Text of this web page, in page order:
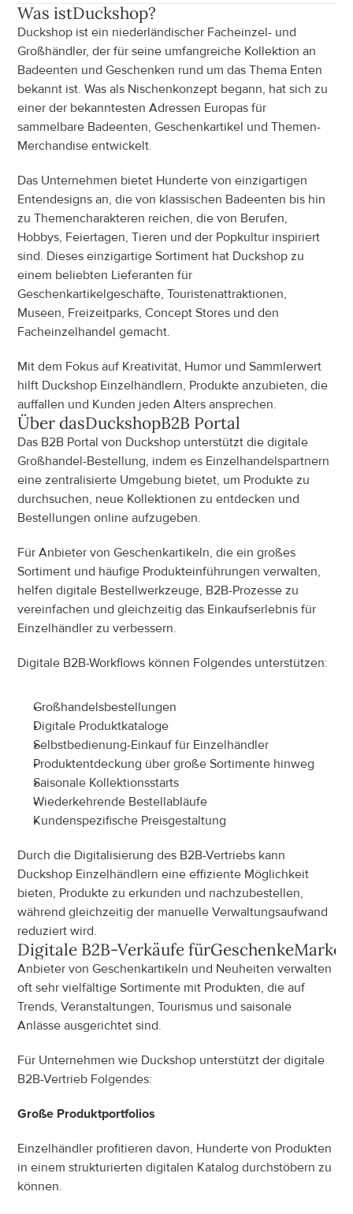
Was istDuckshop?
Duckshop ist ein niederländischer Facheinzel- und
Großhändler, der für seine umfangreiche Kollektion an
Badeenten und Geschenken rund um das Thema Enten
bekannt ist. Was als Nischenkonzept begann, hat sich zu
einer der bekanntesten Adressen Europas für
sammelbare Badeenten, Geschenkartikel und Themen-
Merchandise entwickelt.
Das Unternehmen bietet Hunderte von einzigartigen
Entendesigns an, die von klassischen Badeenten bis hin
zu Themencharakteren reichen, die von Berufen,
Hobbys, Feiertagen, Tieren und der Popkultur inspiriert
sind. Dieses einzigartige Sortiment hat Duckshop zu
einem beliebten Lieferanten für
Geschenkartikelgeschäfte, Touristenattraktionen,
Museen, Freizeitparks, Concept Stores und den
Facheinzelhandel gemacht.
Mit dem Fokus auf Kreativität, Humor und Sammlerwert
hilft Duckshop Einzelhändlern, Produkte anzubieten, die
auffallen und Kunden jeden Alters ansprechen.
Über dasDuckshopB2B Portal
Das B2B Portal von Duckshop unterstützt die digitale
Großhandel-Bestellung, indem es Einzelhandelspartnern
eine zentralisierte Umgebung bietet, um Produkte zu
durchsuchen, neue Kollektionen zu entdecken und
Bestellungen online aufzugeben.
Für Anbieter von Geschenkartikeln, die ein großes
Sortiment und häufige Produkteinführungen verwalten,
helfen digitale Bestellwerkzeuge, B2B-Prozesse zu
vereinfachen und gleichzeitig das Einkaufserlebnis für
Einzelhändler zu verbessern.
Digitale B2B-Workflows können Folgendes unterstützen:
Großhandelsbestellungen
Digitale Produktkataloge
Selbstbedienung-Einkauf für Einzelhändler
Produktentdeckung über große Sortimente hinweg
Saisonale Kollektionsstarts
Wiederkehrende Bestellabläufe
Kundenspezifische Preisgestaltung
Durch die Digitalisierung des B2B-Vertriebs kann
Duckshop Einzelhändlern eine effiziente Möglichkeit
bieten, Produkte zu erkunden und nachzubestellen,
während gleichzeitig der manuelle Verwaltungsaufwand
reduziert wird.
Digitale B2B-Verkäufe fürGeschenkeMarken
Anbieter von Geschenkartikeln und Neuheiten verwalten
oft sehr vielfältige Sortimente mit Produkten, die auf
Trends, Veranstaltungen, Tourismus und saisonale
Anlässe ausgerichtet sind.
Für Unternehmen wie Duckshop unterstützt der digitale
B2B-Vertrieb Folgendes:
Große Produktportfolios
Einzelhändler profitieren davon, Hunderte von Produkten
in einem strukturierten digitalen Katalog durchstöbern zu
können.